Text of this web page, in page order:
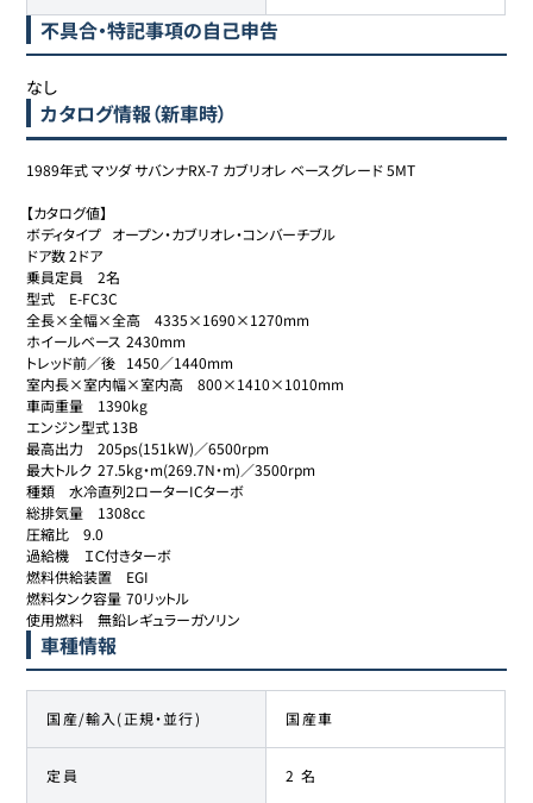
不具合・特記事項の自己申告
なし
カタログ情報（新車時）
1989年式 マツダ サバンナRX-7 カブリオレ ベースグレード 5MT
【カタログ値】
ボディタイプ	オープン・カブリオレ・コンバーチブル
ドア数	2ドア
乗員定員	2名
型式	E-FC3C
全長×全幅×全高	4335×1690×1270mm
ホイールベース	2430mm
トレッド前／後	1450／1440mm
室内長×室内幅×室内高	800×1410×1010mm
車両重量	1390kg
エンジン型式	13B
最高出力	205ps(151kW)／6500rpm
最大トルク	27.5kg・m(269.7N・m)／3500rpm
種類	水冷直列2ローターICターボ
総排気量	1308cc
圧縮比	9.0
過給機	ＩＣ付きターボ
燃料供給装置	EGI
燃料タンク容量	70リットル
使用燃料	無鉛レギュラーガソリン
車種情報
国産/輸入(正規・並行) 国産車
定員 2 名